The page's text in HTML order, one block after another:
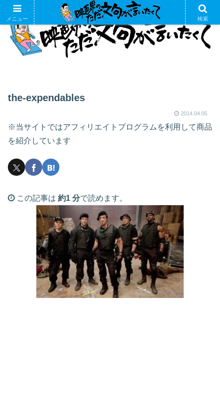
the-expendables
2014.04.05
※当サイトではアフィリエイトプログラムを利用して商品
を紹介しています
この記事は 約1 分で読めます。
メニュー 検索